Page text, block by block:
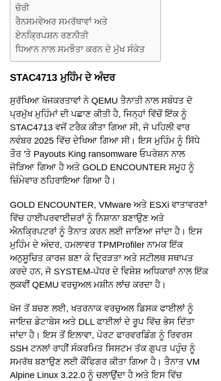
ਚੋਰੀ
ਰੈਨਸਮਵੇਅਰ ਸਮਰੱਥਾਵਾਂ ਅਤੇ
ਏਨਕ੍ਰਿਪਸ਼ਨ ਰਣਨੀਤੀ
ਧਿਆਨ ਨਾਲ ਸਮਝੌਤਾ ਕਰਨ ਦੇ ਮੁੱਖ ਸੰਕੇਤ
STAC4713 ਮੁਹਿੰਮ ਦੇ ਅੰਦਰ
ਸੁਰੱਖਿਆ ਖੋਜਕਰਤਾਵਾਂ ਨੇ QEMU ਤੈਨਾਤੀ ਨਾਲ ਸਬੰਧਤ ਦੋ
ਪ੍ਰਮੁੱਖ ਮੁਹਿੰਮਾਂ ਦੀ ਪਛਾਣ ਕੀਤੀ ਹੈ, ਜਿਨ੍ਹਾਂ ਵਿੱਚੋਂ ਇੱਕ ਨੂੰ
STAC4713 ਵਜੋਂ ਟਰੈਕ ਕੀਤਾ ਗਿਆ ਸੀ, ਜੋ ਪਹਿਲੀ ਵਾਰ
ਨਵੰਬਰ 2025 ਵਿੱਚ ਦੇਖਿਆ ਗਿਆ ਸੀ। ਇਸ ਮੁਹਿੰਮ ਨੂੰ ਸਿੱਧੇ
ਤੌਰ 'ਤੇ Payouts King ransomware ਓਪਰੇਸ਼ਨ ਨਾਲ
ਜੋੜਿਆ ਗਿਆ ਹੈ ਅਤੇ GOLD ENCOUNTER ਸਮੂਹ ਨੂੰ
ਜ਼ਿੰਮੇਵਾਰ ਠਹਿਰਾਇਆ ਗਿਆ ਹੈ।
GOLD ENCOUNTER, VMware ਅਤੇ ESXi ਵਾਤਾਵਰਣਾਂ
ਵਿੱਚ ਹਾਈਪਰਵਾਈਜ਼ਰਾਂ ਨੂੰ ਨਿਸ਼ਾਨਾ ਬਣਾਉਣ ਅਤੇ
ਐਨਕ੍ਰਿਪਟਰਾਂ ਨੂੰ ਤੈਨਾਤ ਕਰਨ ਲਈ ਜਾਣਿਆ ਜਾਂਦਾ ਹੈ। ਇਸ
ਮੁਹਿੰਮ ਦੇ ਅੰਦਰ, ਹਮਲਾਵਰ TPMProfiler ਨਾਮਕ ਇੱਕ
ਅਨੁਸੂਚਿਤ ਕਾਰਜ ਬਣਾ ਕੇ ਦ੍ਰਿੜਤਾ ਅਤੇ ਸਟੀਲਥ ਸਥਾਪਤ
ਕਰਦੇ ਹਨ, ਜੋ SYSTEM-ਪੱਧਰ ਦੇ ਵਿਸ਼ੇਸ਼ ਅਧਿਕਾਰਾਂ ਨਾਲ ਇੱਕ
ਲੁਕਵੀਂ QEMU ਵਰਚੁਅਲ ਮਸ਼ੀਨ ਲਾਂਚ ਕਰਦਾ ਹੈ।
ਖੋਜ ਤੋਂ ਬਚਣ ਲਈ, ਖਤਰਨਾਕ ਵਰਚੁਅਲ ਡਿਸਕ ਫਾਈਲਾਂ ਨੂੰ
ਜਾਇਜ਼ ਡੇਟਾਬੇਸ ਅਤੇ DLL ਫਾਈਲਾਂ ਦੇ ਰੂਪ ਵਿੱਚ ਭੇਸ ਦਿੱਤਾ
ਜਾਂਦਾ ਹੈ। ਇਸ ਤੋਂ ਇਲਾਵਾ, ਪੋਰਟ ਫਾਰਵਰਡਿੰਗ ਨੂੰ ਰਿਵਰਸ
SSH ਟਨਲਾਂ ਰਾਹੀਂ ਸੰਕਰਮਿਤ ਸਿਸਟਮ ਤੱਕ ਗੁਪਤ ਪਹੁੰਚ ਨੂੰ
ਸਮਰੱਥ ਬਣਾਉਣ ਲਈ ਕੌਂਫਿਗਰ ਕੀਤਾ ਗਿਆ ਹੈ। ਤੈਨਾਤ VM
Alpine Linux 3.22.0 ਨੂੰ ਚਲਾਉਂਦਾ ਹੈ ਅਤੇ ਇਸ ਵਿੱਚ